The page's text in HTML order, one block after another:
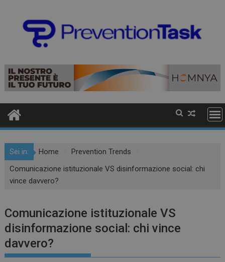
Sei in: Home
Prevention Trends
Comunicazione istituzionale VS disinformazione social: chi
vince davvero?
Comunicazione istituzionale VS
disinformazione social: chi vince
davvero?